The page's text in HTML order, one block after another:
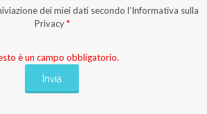
dei miei dati secondo l’Informativa sulla
Privacy *
è un campo obbligatorio.